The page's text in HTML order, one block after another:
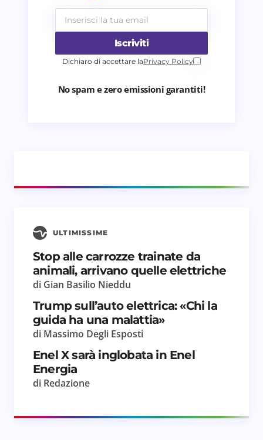
Iscriviti
Dichiaro di accettare laPrivacy Policy
No spam e zero emissioni garantiti!
ULTIMISSIME
Stop alle carrozze trainate da
animali, arrivano quelle elettriche
di Gian Basilio Nieddu
Trump sull’auto elettrica: «Chi la
guida ha una malattia»
di Massimo Degli Esposti
Enel X sarà inglobata in Enel
Energia
di Redazione